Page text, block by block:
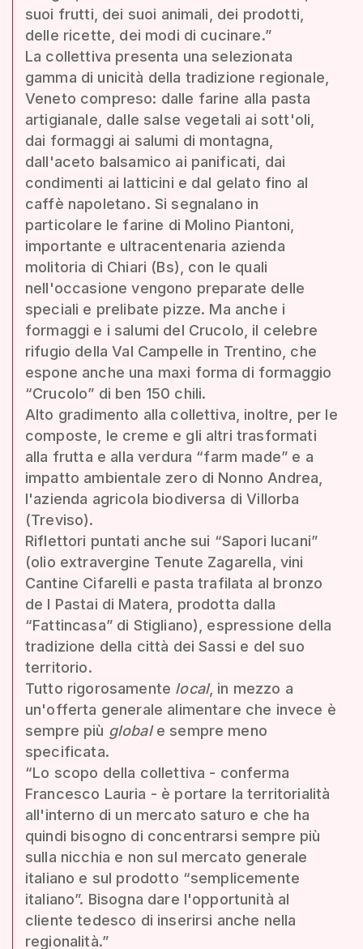
suoi frutti, dei suoi animali, dei prodotti,
delle ricette, dei modi di cucinare.”
La collettiva presenta una selezionata
gamma di unicità della tradizione regionale,
Veneto compreso: dalle farine alla pasta
artigianale, dalle salse vegetali ai sott'oli,
dai formaggi ai salumi di montagna,
dall'aceto balsamico ai panificati, dai
condimenti ai latticini e dal gelato fino al
caffè napoletano. Si segnalano in
particolare le farine di Molino Piantoni,
importante e ultracentenaria azienda
molitoria di Chiari (Bs), con le quali
nell'occasione vengono preparate delle
speciali e prelibate pizze. Ma anche i
formaggi e i salumi del Crucolo, il celebre
rifugio della Val Campelle in Trentino, che
espone anche una maxi forma di formaggio
“Crucolo” di ben 150 chili.
Alto gradimento alla collettiva, inoltre, per le
composte, le creme e gli altri trasformati
alla frutta e alla verdura “farm made” e a
impatto ambientale zero di Nonno Andrea,
l'azienda agricola biodiversa di Villorba
(Treviso).
Riflettori puntati anche sui “Sapori lucani”
(olio extravergine Tenute Zagarella, vini
Cantine Cifarelli e pasta trafilata al bronzo
de I Pastai di Matera, prodotta dalla
“Fattincasa” di Stigliano), espressione della
tradizione della città dei Sassi e del suo
territorio.
Tutto rigorosamente local, in mezzo a
un'offerta generale alimentare che invece è
sempre più globale sempre meno
specificata.
“Lo scopo della collettiva - conferma
Francesco Lauria - è portare la territorialità
all'interno di un mercato saturo e che ha
quindi bisogno di concentrarsi sempre più
sulla nicchia e non sul mercato generale
italiano e sul prodotto “semplicemente
italiano”. Bisogna dare l'opportunità al
cliente tedesco di inserirsi anche nella
regionalità.”